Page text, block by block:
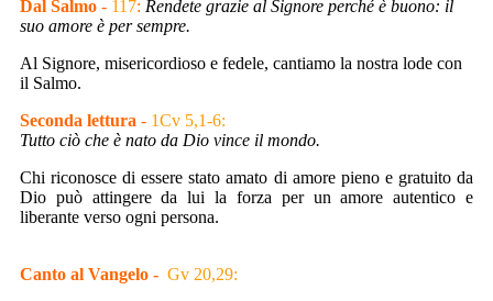
Dal Salmo - 117: Rendete grazie al Signore perché è buono: il
suo amore è per sempre.
Al Signore, misericordioso e fedele, cantiamo la nostra lode con
il Salmo.
Seconda lettura - 1Cv 5,1-6:
Tutto ciò che è nato da Dio vince il mondo.
Chi riconosce di essere stato amato di amore pieno e gratuito da
Dio può attingere da lui la forza per un amore autentico e
liberante verso ogni persona.
Canto al Vangelo - Gv 20,29: